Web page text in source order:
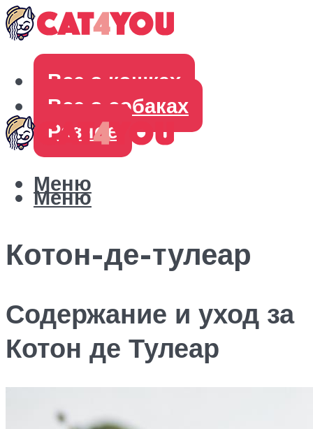
Все о кошках
Все о собаках
Разное
Меню
Меню
Котон-де-тулеар
Содержание и уход за
Котон де Тулеар